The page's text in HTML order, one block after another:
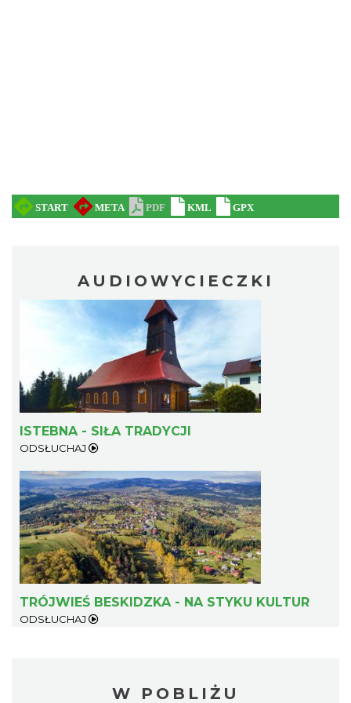
AUDIOWYCIECZKI
ISTEBNA - SIŁA TRADYCJI
ODSŁUCHAJ
TRÓJWIEŚ BESKIDZKA - NA STYKU KULTUR
ODSŁUCHAJ
W POBLIŻU